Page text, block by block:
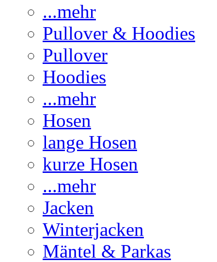
...mehr
Pullover & Hoodies
Pullover
Hoodies
...mehr
Hosen
lange Hosen
kurze Hosen
...mehr
Jacken
Winterjacken
Mäntel & Parkas